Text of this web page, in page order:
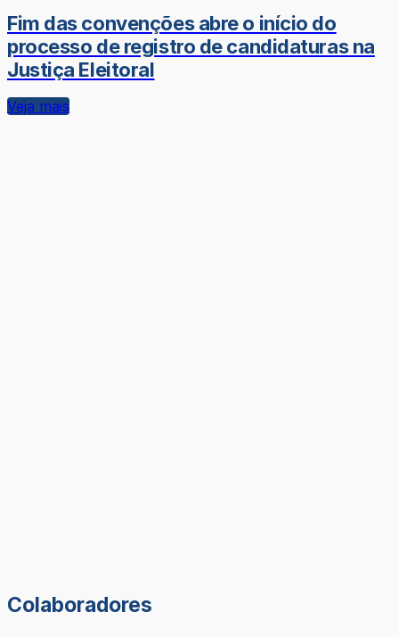
Fim das convenções abre o início do
processo de registro de candidaturas na
Justiça Eleitoral
Veja mais
Colaboradores